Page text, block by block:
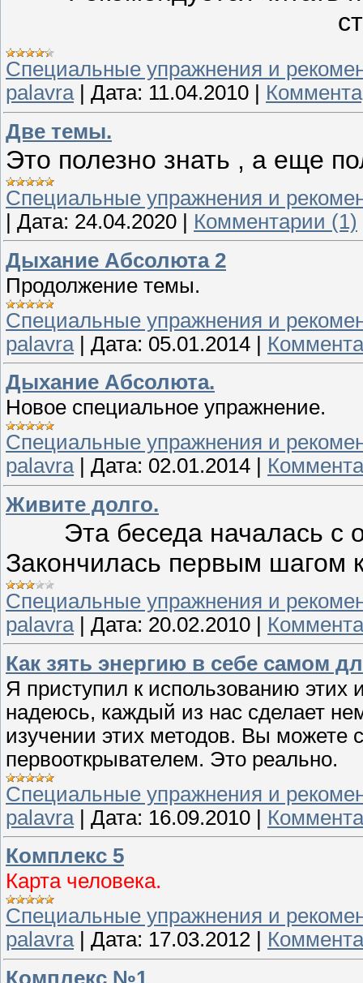
Специальные упражнения и
palavra| Дата: 11.04.2010
Две темы.
Это полезно знать , а еще
Специальные упражнения и
Дата: 24.04.2020
Комментарии (1)
Дыхание Абсолюта 2
Продолжение темы.
Специальные упражнения и
palavra | Дата: 05.01.2014 |
Дыхание Абсолюта.
Новое специальное упражнение.
Специальные упражнения и
palavra| Дата: 02.01.2014
Живите долго.
Эта беседа началась с
Закончилась первым шагом
Специальные упражнения и
palavra| Дата: 20.02.2010
Как зять энергию в себе самом
Я приступил к использованию этих
надеюсь, каждый из нас сделает
изучении этих методов. Вы можете
первооткрывателем. Это реально.
Специальные упражнения и
palavra | Дата: 16.09.2010 |
Комплекс 5
Карта человека.
Специальные упражнения и
palavra| Дата: 17.03.2012
Комплекс №1